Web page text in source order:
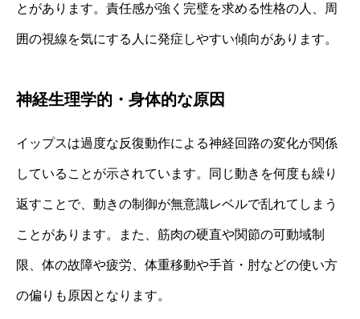
とがあります。責任感が強く完璧を求める性格の人、周
囲の視線を気にする人に発症しやすい傾向があります。
神経生理学的・身体的な原因
イップスは過度な反復動作による神経回路の変化が関係
していることが示されています。同じ動きを何度も繰り
返すことで、動きの制御が無意識レベルで乱れてしまう
ことがあります。また、筋肉の硬直や関節の可動域制
限、体の故障や疲労、体重移動や手首・肘などの使い方
の偏りも原因となります。